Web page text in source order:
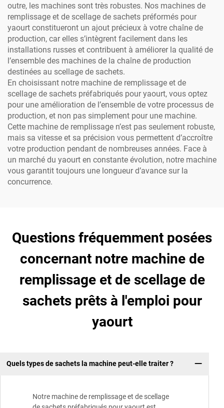
outre, les machines sont très robustes. Nos machines de
remplissage et de scellage de sachets préformés pour
yaourt constitueront un ajout précieux à votre chaîne de
production, car elles s’intègrent facilement dans les
installations russes et contribuent à améliorer la qualité de
l’ensemble des machines de la chaîne de production
destinées au scellage de sachets.
En choisissant notre machine de remplissage et de
scellage de sachets préfabriqués pour yaourt, vous optez
pour une amélioration de l’ensemble de votre processus de
production, et non pas simplement pour une machine.
Cette machine de remplissage n’est pas seulement robuste,
mais sa vitesse et sa précision vous permettent d’accroître
votre production pendant de nombreuses années. Face à
un marché du yaourt en constante évolution, notre machine
vous garantit toujours une longueur d’avance sur la
concurrence.
Questions fréquemment posées
concernant notre machine de
remplissage et de scellage de
sachets prêts à l'emploi pour
yaourt
Quels types de sachets la machine peut-elle traiter ?
Notre machine de remplissage et de scellage